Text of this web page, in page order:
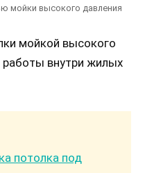
мойки высокого давления
мойкой высокого
внутри жилых
потолка под